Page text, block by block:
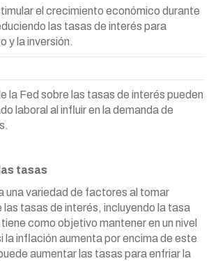
el crecimiento económico durante
las tasas de interés para
y la inversión.
la Fed sobre las tasas de interés pueden
laboral al influir en la demanda de
tasas
una variedad de factores al tomar
las tasas de interés, incluyendo la tasa
como objetivo mantener en un nivel
la inflación aumenta por encima de este
aumentar las tasas para enfriar la